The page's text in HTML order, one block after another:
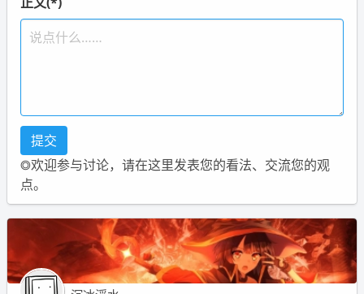
◎欢迎参与讨论，请在这里发表您的看法、交流您的观
点。